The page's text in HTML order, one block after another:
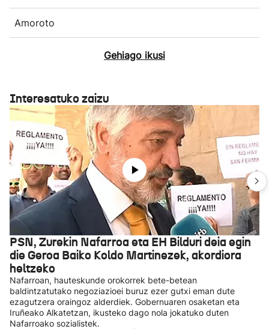
Amoroto
Gehiago ikusi
Interesatuko zaizu
PSN, Zurekin Nafarroa eta EH Bilduri deia egin
die Geroa Baiko Koldo Martinezek, akordiora
heltzeko
Nafarroan, hauteskunde orokorrek bete-betean
baldintzatutako negoziazioei buruz ezer gutxi eman dute
ezagutzera oraingoz alderdiek. Gobernuaren osaketan eta
Iruñeako Alkatetzan, ikusteko dago nola jokatuko duten
Nafarroako sozialistek.